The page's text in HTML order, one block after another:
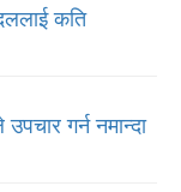
कति
गर्न नमान्दा